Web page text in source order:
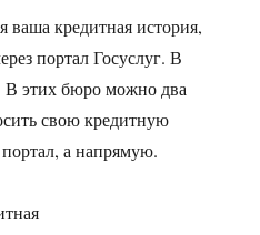
ваша кредитная история,
портал Госуслуг. В
В этих бюро можно два
свою кредитную
а напрямую.